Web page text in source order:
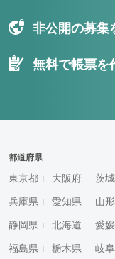
非公開の募集
無料で帳票を
都道府県
東京都 大阪府 茨
兵庫県 愛知県 山
静岡県 北海道 愛
福島県 栃木県 岐